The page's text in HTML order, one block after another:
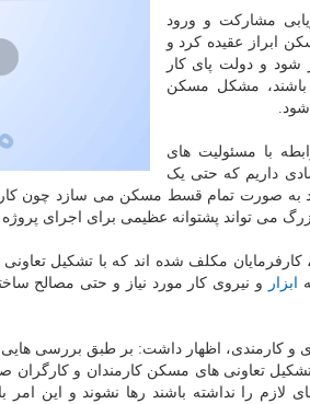
مشارکت و ورود
ابراز عقیده کرد و
شود و دولت پای کار
باشند، مشکل مسکن
با مسئولیت های
داریم که حتی یک
صورت تمام قسط مسکن می سازد چون
می تواند پشتوانه عظیمی برای اجرای
کارفرمایان مکلف شده اند که با تشکیل
ابزار
و نیروی کار مورد نیاز و حتی مصالح
و کارمندی، اظهار داشت: بر طبق بررسی
تشکیل تعاونی های مسکن کارمندان و
لازم را نداشته باشند رها نشوند و این